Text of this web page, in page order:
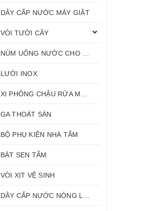
DÂY CẤP NƯỚC MÁY GIẶT
VÒI TƯỚI CÂY
LƯỚI INOX
GA THOÁT SÀN
BỘ PHỤ KIỆN NHÀ TẮM
BÁT SEN TẮM
VÒI XỊT VỆ SINH